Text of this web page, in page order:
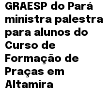
GRAESP do Pará
ministra palestra
para alunos do
Curso de
Formação de
Praças em
Altamira